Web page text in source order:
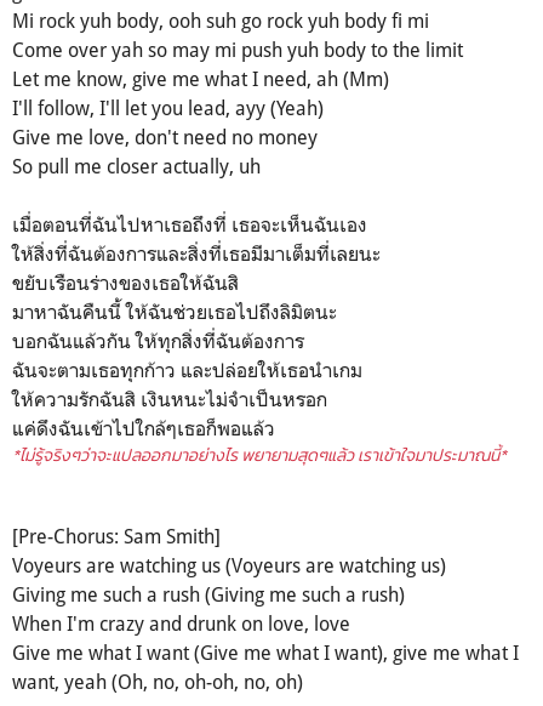
Mi rock yuh body, ooh suh go rock yuh body fi mi
Come over yah so may mi push yuh body to the limit
Let me know, give me what I need, ah (Mm)
I'll follow, I'll let you lead, ayy (Yeah)
Give me love, don't need no money
So pull me closer actually, uh
เมื่อตอนที่ฉันไปหาเธอถึงที่ เธอจะเห็นฉันเอง
ให้สิ่งที่ฉันต้องการและสิ่งที่เธอมีมาเต็มที่เลยนะ
ขยับเรือนร่างของเธอให้ฉันสิ
มาหาฉันคืนนี้ ให้ฉันช่วยเธอไปถึงลิมิตนะ
บอกฉันแล้วกัน ให้ทุกสิ่งที่ฉันต้องการ
ฉันจะตามเธอทุกก้าว และปล่อยให้เธอนำเกม
ให้ความรักฉันสิ เงินหนะไม่จำเป็นหรอก
แค่ดึงฉันเข้าไปใกล้ๆเธอก็พอแล้ว
*ไม่รู้จริงๆว่าจะแปลออกมาอย่างไร พยายามสุดๆแล้ว เราเข้าใจมาประมาณนี้*
[Pre-Chorus: Sam Smith]
Voyeurs are watching us (Voyeurs are watching us)
Giving me such a rush (Giving me such a rush)
When I'm crazy and drunk on love, love
Give me what I want (Give me what I want), give me what I
want, yeah (Oh, no, oh-oh, no, oh)